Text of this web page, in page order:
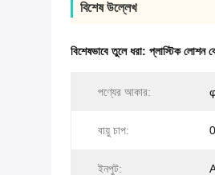
বিশেষ উল্লেখ
বিশেষভাবে তুলে ধরা: প্লাস্টিক লোশন
পণ্যের আকার:
বায়ু চাপ:
ইনপুট: